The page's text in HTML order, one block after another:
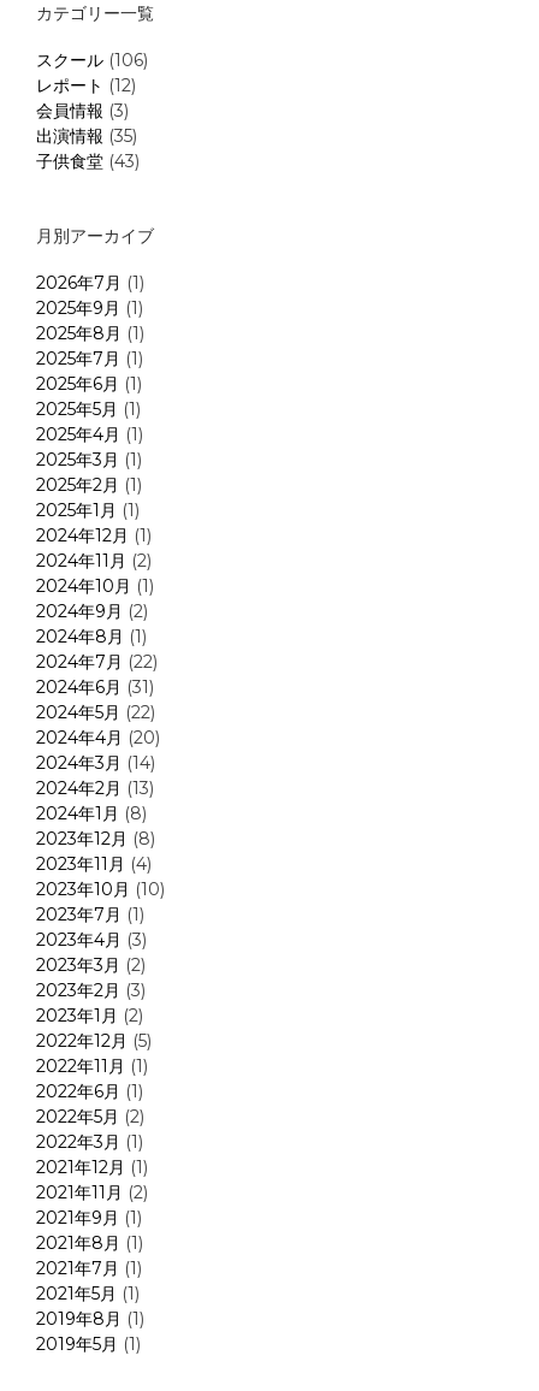
カテゴリー一覧
スクール (106)
レポート (12)
会員情報 (3)
出演情報 (35)
子供食堂 (43)
月別アーカイブ
2026年7月 (1)
2025年9月 (1)
2025年8月 (1)
2025年7月 (1)
2025年6月 (1)
2025年5月 (1)
2025年4月 (1)
2025年3月 (1)
2025年2月 (1)
2025年1月 (1)
2024年12月 (1)
2024年11月 (2)
2024年10月 (1)
2024年9月 (2)
2024年8月 (1)
2024年7月 (22)
2024年6月 (31)
2024年5月 (22)
2024年4月 (20)
2024年3月 (14)
2024年2月 (13)
2024年1月 (8)
2023年12月 (8)
2023年11月 (4)
2023年10月 (10)
2023年7月 (1)
2023年4月 (3)
2023年3月 (2)
2023年2月 (3)
2023年1月 (2)
2022年12月 (5)
2022年11月 (1)
2022年6月 (1)
2022年5月 (2)
2022年3月 (1)
2021年12月 (1)
2021年11月 (2)
2021年9月 (1)
2021年8月 (1)
2021年7月 (1)
2021年5月 (1)
2019年8月 (1)
2019年5月 (1)